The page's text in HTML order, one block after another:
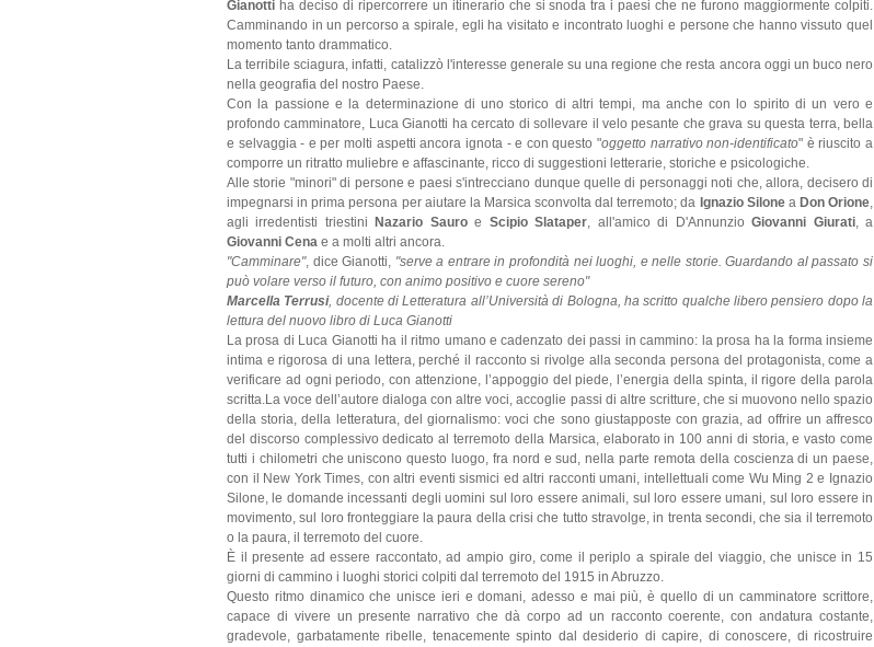
Gianotti ha deciso di ripercorrere un itinerario che si snoda tra i paesi che ne furono maggiormente colpiti.
Camminando in un percorso a spirale, egli ha visitato e incontrato luoghi e persone che hanno vissuto quel
momento tanto drammatico.
La terribile sciagura, infatti, catalizzò l'interesse generale su una regione che resta ancora oggi un buco nero
nella geografia del nostro Paese.
Con la passione e la determinazione di uno storico di altri tempi, ma anche con lo spirito di un vero e
profondo camminatore, Luca Gianotti ha cercato di sollevare il velo pesante che grava su questa terra, bella
e selvaggia - e per molti aspetti ancora ignota - e con questo "oggetto narrativo non-identificato" è riuscito a
comporre un ritratto muliebre e affascinante, ricco di suggestioni letterarie, storiche e psicologiche.
Alle storie "minori" di persone e paesi s'intrecciano dunque quelle di personaggi noti che, allora, decisero di
impegnarsi in prima persona per aiutare la Marsica sconvolta dal terremoto; da Ignazio Silonea Don Orione,
agli irredentisti triestini
Nazario Sauroe Scipio Slataper, all'amico di D'AnnunzioGiovanni Giurati, a
Giovanni Cena e a molti altri ancora.
"Camminare", dice Gianotti, "serve a entrare in profondità nei luoghi, e nelle storie. Guardando al passato si
può volare verso il futuro, con animo positivo e cuore sereno"
Marcella Terrusi, docente di Letteratura all’Università di Bologna, ha scritto qualche libero pensiero dopo la
lettura del nuovo libro di Luca Gianotti
La prosa di Luca Gianotti ha il ritmo umano e cadenzato dei passi in cammino: la prosa ha la forma insieme
intima e rigorosa di una lettera, perché il racconto si rivolge alla seconda persona del protagonista, come a
verificare ad ogni periodo, con attenzione, l’appoggio del piede, l’energia della spinta, il rigore della parola
scritta.La voce dell’autore dialoga con altre voci, accoglie passi di altre scritture, che si muovono nello spazio
della storia, della letteratura, del giornalismo: voci che sono giustapposte con grazia, ad offrire un affresco
del discorso complessivo dedicato al terremoto della Marsica, elaborato in 100 anni di storia, e vasto come
tutti i chilometri che uniscono questo luogo, fra nord e sud, nella parte remota della coscienza di un paese,
con il New York Times, con altri eventi sismici ed altri racconti umani, intellettuali come Wu Ming 2 e Ignazio
Silone, le domande incessanti degli uomini sul loro essere animali, sul loro essere umani, sul loro essere in
movimento, sul loro fronteggiare la paura della crisi che tutto stravolge, in trenta secondi, che sia il terremoto
o la paura, il terremoto del cuore.
È il presente ad essere raccontato, ad ampio giro, come il periplo a spirale del viaggio, che unisce in 15
giorni di cammino i luoghi storici colpiti dal terremoto del 1915 in Abruzzo.
Questo ritmo dinamico che unisce ieri e domani, adesso e mai più, è quello di un camminatore scrittore,
capace di vivere un presente narrativo che dà corpo ad un racconto coerente, con andatura costante,
gradevole, garbatamente ribelle, tenacemente spinto dal desiderio di capire, di conoscere, di ricostruire